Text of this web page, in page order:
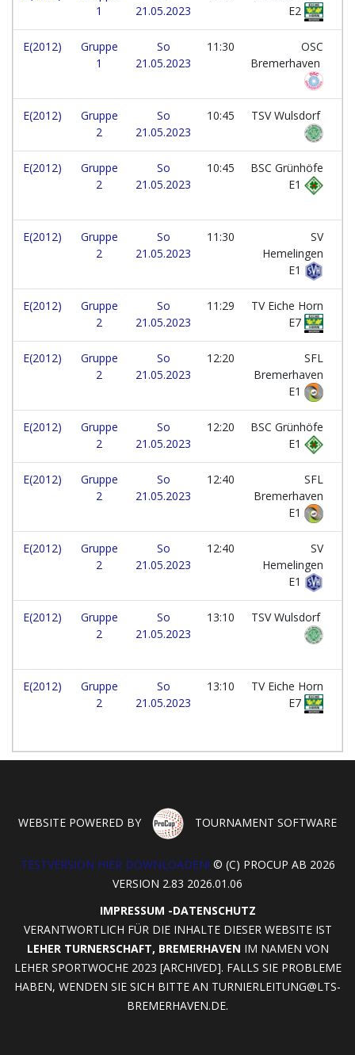
1
21.05.2023
E2
E(2012)
Gruppe
1
So
21.05.2023
11:30
OSC
Bremerhaven
E(2012)
Gruppe
2
So
21.05.2023
10:45 TSV Wulsdorf
E(2012)
Gruppe
2
So
21.05.2023
10:45
BSC Grünhöfe
E1
E(2012)
Gruppe
2
So
21.05.2023
11:30
SV
Hemelingen
E1
E(2012)
Gruppe
2
So
21.05.2023
11:29
TV Eiche Horn
E7
E(2012)
Gruppe
2
So
21.05.2023
12:20
SFL
Bremerhaven
E1
E(2012)
Gruppe
2
So
21.05.2023
12:20
BSC Grünhöfe
E1
E(2012)
Gruppe
2
So
21.05.2023
12:40
SFL
Bremerhaven
E1
E(2012)
Gruppe
2
So
21.05.2023
12:40
SV
Hemelingen
E1
E(2012)
Gruppe
2
So
21.05.2023
13:10 TSV Wulsdorf
E(2012)
Gruppe
2
So
21.05.2023
13:10
TV Eiche Horn
E7
WEBSITE POWERED BY TOURNAMENT SOFTWARE
TESTVERSION HIER DOWNLOADEN! © (C) PROCUP AB 2026
VERSION 2.83 2026.01.06
IMPRESSUM -DATENSCHUTZ
VERANTWORTLICH FÜR DIE INHALTE DIESER WEBSITE IST
LEHER TURNERSCHAFT, BREMERHAVEN IM NAMEN VON
LEHER SPORTWOCHE 2023 [ARCHIVED]. FALLS SIE PROBLEME
HABEN, WENDEN SIE SICH BITTE AN TURNIERLEITUNG@LTS-
BREMERHAVEN.DE.